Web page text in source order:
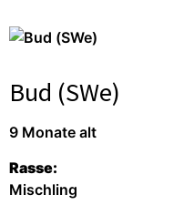
Bud (SWe)
9 Monate alt
Rasse:
Mischling